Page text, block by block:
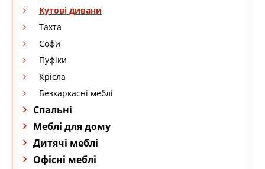
Кутові дивани
Тахта
Софи
Пуфіки
Крісла
Безкаркасні меблі
Спальні
Меблі для дому
Дитячі меблі
Офісні меблі